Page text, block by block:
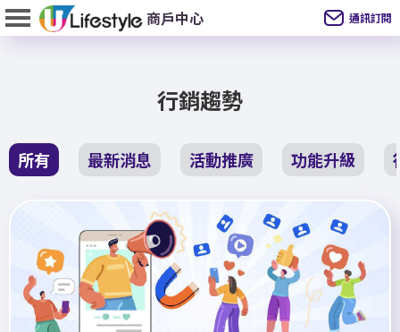
通訊訂閱
行銷趨勢
所有 最新消息 活動推廣 功能升級